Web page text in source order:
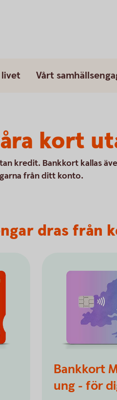
livet Vårt
kort
kredit. Bankkort kallas
från ditt konto.
dras från
Bankkort
ung - för